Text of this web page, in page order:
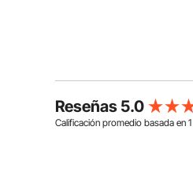
Reseñas 5.0
Calificación promedio basada en 1